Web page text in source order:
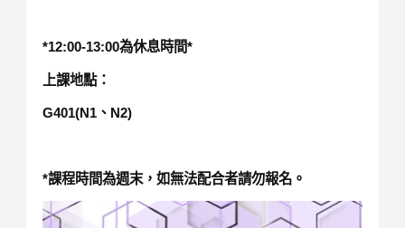
*12:00-13:00為休息時間*
上課地點：
G401(N1、N2)
*課程時間為週末，如無法配合者請勿報名。